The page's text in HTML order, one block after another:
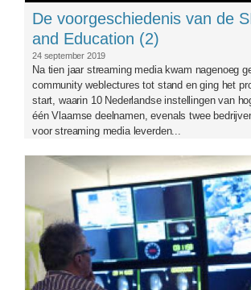
De voorgeschiedenis van de
and Education (2)
24 september 2019
Na tien jaar streaming media kwam nagenoeg
community weblectures tot stand en ging het
start, waarin 10 Nederlandse instellingen van
één Vlaamse deelnamen, evenals twee
voor streaming media leverden...
webstroom.jpg